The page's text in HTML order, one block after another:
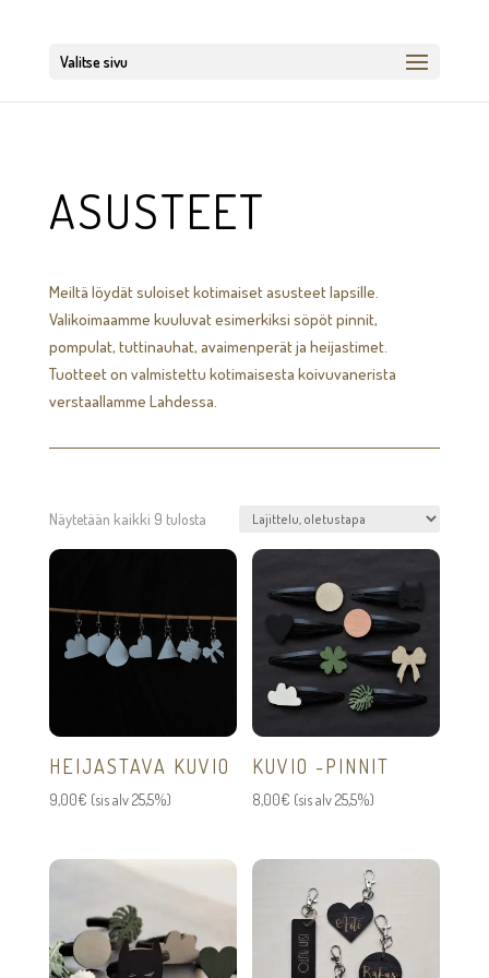
Valitse sivu
ASUSTEET
Meiltä löydät suloiset kotimaiset asusteet lapsille.
Valikoimaamme kuuluvat esimerkiksi söpöt pinnit,
pompulat, tuttinauhat, avaimenperät ja heijastimet.
Tuotteet on valmistettu kotimaisesta koivuvanerista
verstaallamme Lahdessa.
Näytetään kaikki 9 tulosta
HEIJASTAVA KUVIO
9,00€ (sis alv 25,5%)
KUVIO -PINNIT
8,00€ (sis alv 25,5%)